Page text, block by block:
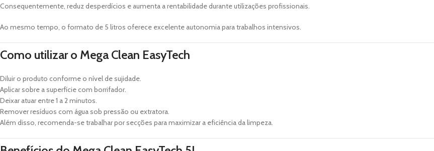
Consequentemente, reduz desperdícios e aumenta a rentabilidade durante utilizações profissionais.
Ao mesmo tempo, o formato de 5 litros oferece excelente autonomia para trabalhos intensivos.
Como utilizar o Mega Clean EasyTech
Diluir o produto conforme o nível de sujidade.
Aplicar sobre a superfície com borrifador.
Deixar atuar entre 1 a 2 minutos.
Remover resíduos com água sob pressão ou extratora.
Além disso, recomenda-se trabalhar por secções para maximizar a eficiência da limpeza.